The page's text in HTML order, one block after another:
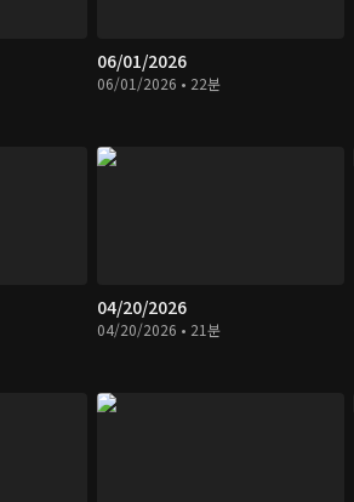
06/01/2026
06/01/2026 • 22분
04/20/2026
04/20/2026 • 21분